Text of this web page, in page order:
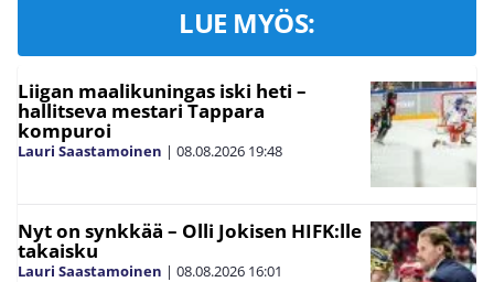
LUE MYÖS:
Liigan maalikuningas iski heti –
hallitseva mestari Tappara
kompuroi
Lauri Saastamoinen | 08.08.2026 19:48
Nyt on synkkää – Olli Jokisen HIFK:lle
takaisku
Lauri Saastamoinen | 08.08.2026 16:01